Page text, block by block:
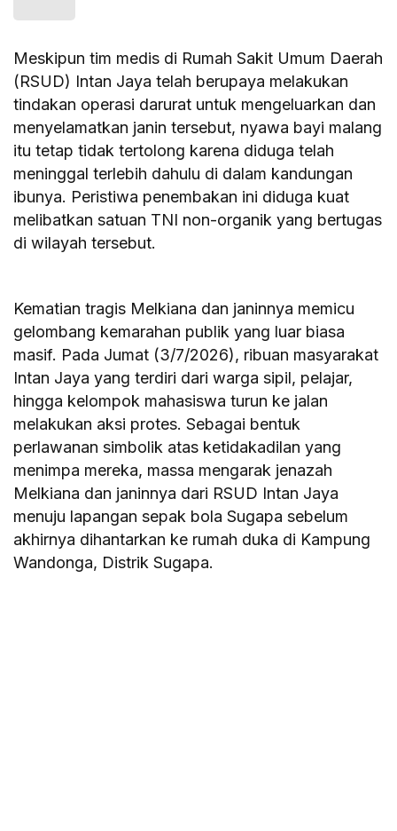
Meskipun tim medis di Rumah Sakit Umum Daerah
(RSUD) Intan Jaya telah berupaya melakukan
tindakan operasi darurat untuk mengeluarkan dan
menyelamatkan janin tersebut, nyawa bayi malang
itu tetap tidak tertolong karena diduga telah
meninggal terlebih dahulu di dalam kandungan
ibunya. Peristiwa penembakan ini diduga kuat
melibatkan satuan TNI non-organik yang bertugas
di wilayah tersebut.
Kematian tragis Melkiana dan janinnya memicu
gelombang kemarahan publik yang luar biasa
masif. Pada Jumat (3/7/2026), ribuan masyarakat
Intan Jaya yang terdiri dari warga sipil, pelajar,
hingga kelompok mahasiswa turun ke jalan
melakukan aksi protes. Sebagai bentuk
perlawanan simbolik atas ketidakadilan yang
menimpa mereka, massa mengarak jenazah
Melkiana dan janinnya dari RSUD Intan Jaya
menuju lapangan sepak bola Sugapa sebelum
akhirnya dihantarkan ke rumah duka di Kampung
Wandonga, Distrik Sugapa.